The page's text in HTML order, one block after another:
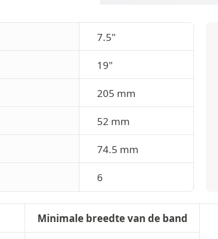
7.5"
19"
205 mm
52 mm
74.5 mm
6
Minimale breedte van de band